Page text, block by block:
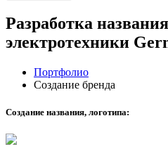
Разработка
электротехники
Портфолио
Создание бренда
Создание названия, логотипа: